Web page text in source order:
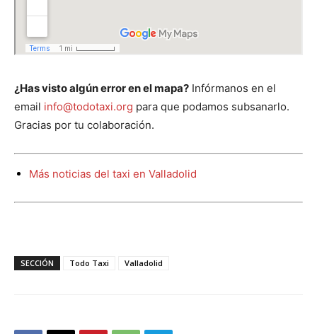
¿Has visto algún error en el mapa? Infórmanos en el
email info@todotaxi.org para que podamos subsanarlo.
Gracias por tu colaboración.
Más noticias del taxi en Valladolid
SECCIÓN Todo Taxi Valladolid